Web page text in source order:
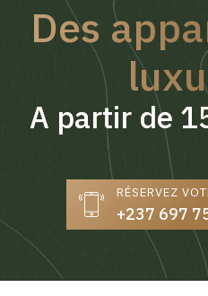
Des
A partir de
RÉSERVEZ
+237 697